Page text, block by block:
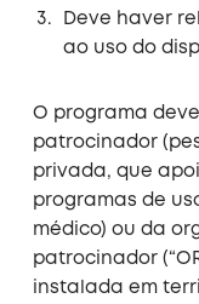
Deve haver
ao uso do
O programa
patrocinador
privada, que
programas de
médico) ou da
patrocinador
instalada em